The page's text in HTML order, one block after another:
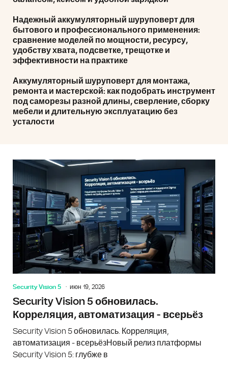
Надежный аккумуляторный шуруповерт для
бытового и профессионального применения:
сравнение моделей по мощности, ресурсу,
удобству хвата, подсветке, трещотке и
эффективности на практике
Аккумуляторный шуруповерт для монтажа,
ремонта и мастерской: как подобрать инструмент
под саморезы разной длины, сверление, сборку
мебели и длительную эксплуатацию без
усталости
Security Vision 5 июн 19, 2026
Security Vision 5 обновилась.
Корреляция, автоматизация - всерьёз
Security Vision 5 обновилась. Корреляция,
автоматизация - всерьёзНовый релиз платформы
Security Vision 5: глубже в